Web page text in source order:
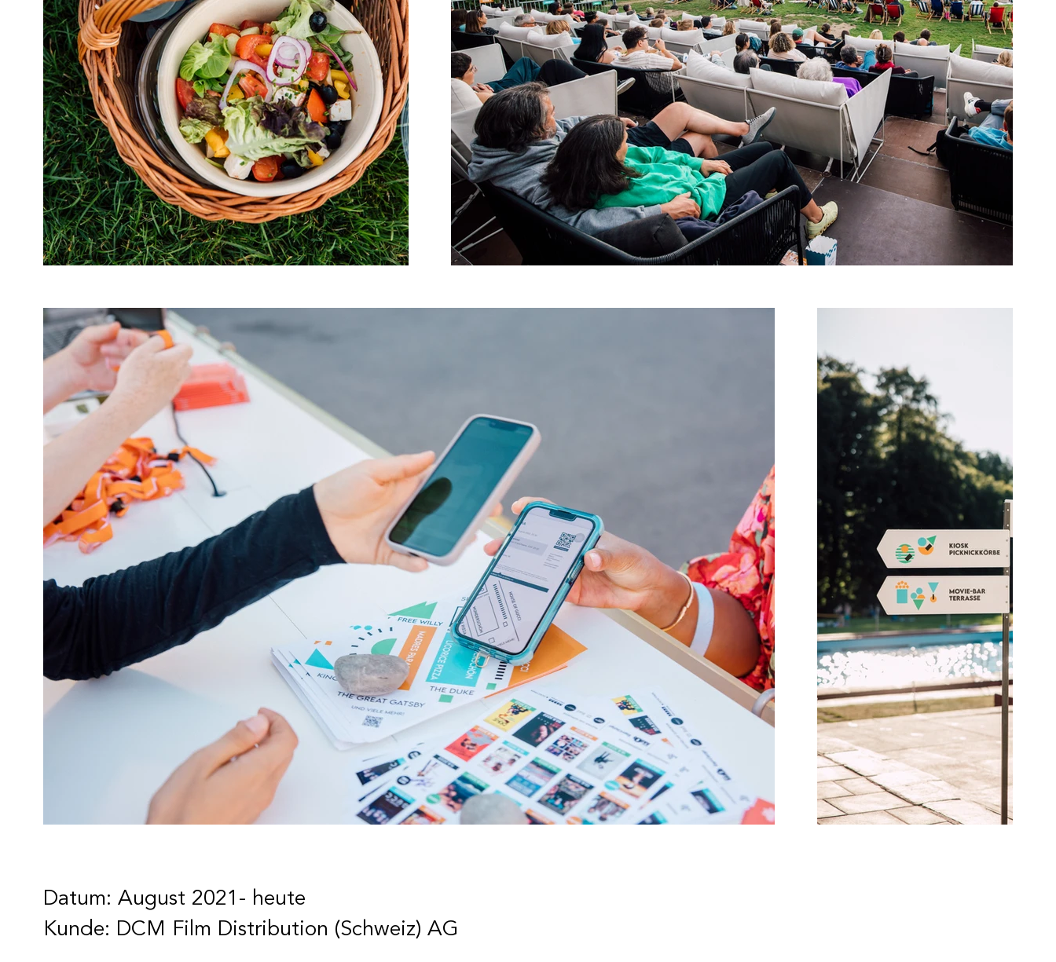
Datum: August 2021- heute
Kunde: DCM Film Distribution (Schweiz) AG